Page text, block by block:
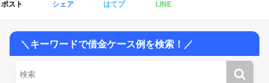
ポスト シェア はてブ LINE
＼キーワードで借金ケース例を検索！／